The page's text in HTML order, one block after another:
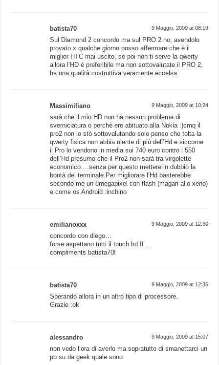
batista70 9 Maggio, 2009 at 08:19
Sul Diamond 2 concordo ma sul PRO 2 no, avendolo
provato x qualche giorno posso affermare che è il
miglior HTC mai uscito, se poi non ti serve la qwerty
allora l’HD è preferibile ma non sottovalutate il PRO 2,
ha una qualità costruttiva veramente eccelsa.
Massimiliano 9 Maggio, 2009 at 10:24
sarà che il mio HD non ha nessun problema di
sverniciatura o perchè ero abituato alla Nokia :)cmq il
pro2 non lo stò sottovalutando solo penso che tolta la
qwerty fisica non abbia niente di più dell’Hd e siccome
il Pro lo vendono in media sui 740 euro contro i 550
dell’Hd presumo che il Pro2 non sarà tra virgolette
economico….senza per questo mettere in dubbio la
bontà del terminale.Per migliorare l’Hd basterebbe
secondo me un 8megapixel con flash (magari allo xeno)
e come os Android :inchino
emilianoxxx 9 Maggio, 2009 at 12:30
concordo con diego…
forse aspettano tutti il touch hd II …
compliments batista70!
batista70 9 Maggio, 2009 at 12:35
Sperando allora in un altro tipo di processore.
Grazie :ok
alessandro 9 Maggio, 2009 at 15:07
non vedo l’ora di averlo ma sopratutto di smanettarci un
po su da geek quale sono